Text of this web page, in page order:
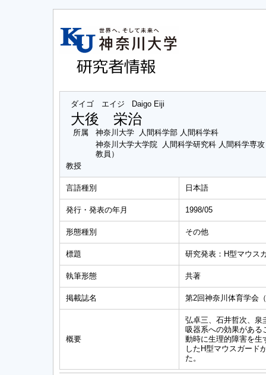
ダイゴ エイジ Daigo Eiji
大後 栄治
所属
神奈川大学 人間科学部 人間科学科
神奈川大学大学院 人間科学研究科 人間科学専
教員）
教授
言語種別 日本語
発行・発表の年月 1998/05
形態種別 その他
標題 研究発表：H型マウス
執筆形態 共著
掲載誌名 第2回神奈川体育学会
概要
弘卓三、石井哲次、泉
吸器系への効果がある
動時に生理的障害を生
したH型マウスガード
た。